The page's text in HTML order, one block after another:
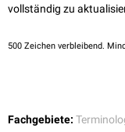
vollständig zu
500 Zeichen verbleibend.
Fachgebiete: